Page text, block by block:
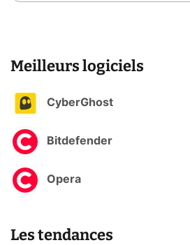
Meilleurs logiciels
CyberGhost
Bitdefender
Opera
Les tendances